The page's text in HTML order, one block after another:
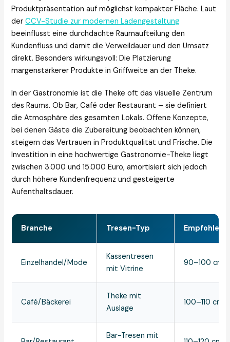
Produktpräsentation auf möglichst kompakter Fläche. Laut
derCCV-Studie zur modernen Ladengestaltung
beeinflusst eine durchdachte Raumaufteilung den
Kundenfluss und damit die Verweildauer und den Umsatz
direkt. Besonders wirkungsvoll: Die Platzierung
margenstärkerer Produkte in Griffweite an der Theke.
In der Gastronomie ist die Theke oft das visuelle Zentrum
des Raums. Ob Bar, Café oder Restaurant – sie definiert
die Atmosphäre des gesamten Lokals. Offene Konzepte,
bei denen Gäste die Zubereitung beobachten können,
steigern das Vertrauen in Produktqualität und Frische. Die
Investition in eine hochwertige Gastronomie-Theke liegt
zwischen 3.000 und 15.000 Euro, amortisiert sich jedoch
durch höhere Kundenfrequenz und gesteigerte
Aufenthaltsdauer.
Branche Tresen-Typ Empfohlene
Einzelhandel/Mode
Kassentresen
mit Vitrine
90–100 cm
Café/Bäckerei
Theke mit
Auslage
100–110 cm
Bar-Tresen mit